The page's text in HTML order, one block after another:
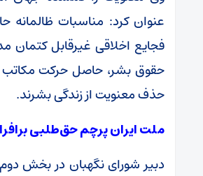
عنوان کرد: مناسبات ظالمانه
فجایع اخلاقی غیرقابل کتمان
حقوق بشر، حاصل حرکت
حذف معنویت از زندگی بشرند.
ملت ایران پرچم حق‌طلبی
دبیر شورای نگهبان در بخش